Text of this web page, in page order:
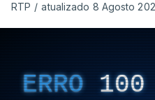
RTP / atualizado 8 Agosto
ERRO 100